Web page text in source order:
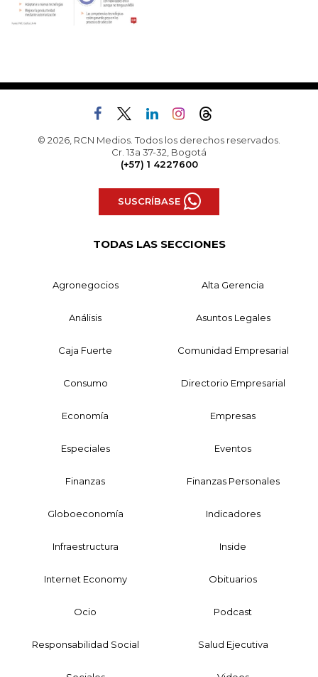
© 2026, RCN Medios. Todos los derechos reservados.
Cr. 13a 37-32, Bogotá
(+57) 1 4227600
SUSCRÍBASE
TODAS LAS SECCIONES
Agronegocios Alta Gerencia
Análisis Asuntos Legales
Caja Fuerte Comunidad Empresarial
Consumo Directorio Empresarial
Economía Empresas
Especiales Eventos
Finanzas Finanzas Personales
Globoeconomía Indicadores
Infraestructura Inside
Internet Economy Obituarios
Ocio Podcast
Responsabilidad Social Salud Ejecutiva